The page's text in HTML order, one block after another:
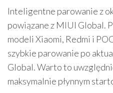
Inteligentne parowanie z
powiązane z MIUI Global.
modeli Xiaomi, Redmi i
szybkie parowanie po
Global. Warto to
maksymalnie płynnym